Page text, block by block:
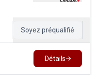
Soyez préqualifié
Détails